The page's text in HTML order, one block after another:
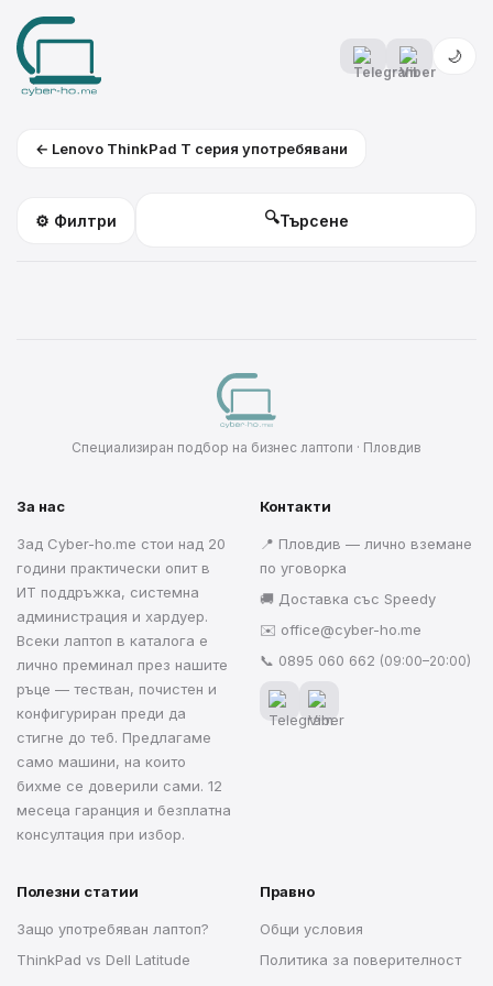
🌙
← Lenovo ThinkPad T серия употребявани
⚙️ Филтри 🔍
Специализиран подбор на бизнес лаптопи · Пловдив
За нас
Зад Cyber-ho.me стои над 20
години практически опит в
ИТ поддръжка, системна
администрация и хардуер.
Всеки лаптоп в каталога е
лично преминал през нашите
ръце — тестван, почистен и
конфигуриран преди да
стигне до теб. Предлагаме
само машини, на които
бихме се доверили сами. 12
месеца гаранция и безплатна
консултация при избор.
Контакти
📍 Пловдив — лично вземане
по уговорка
🚚 Доставка със Speedy
✉️ office@cyber-ho.me
📞 0895 060 662 (09:00–20:00)
Полезни статии
Защо употребяван лаптоп?
ThinkPad vs Dell Latitude
Правно
Общи условия
Политика за поверителност